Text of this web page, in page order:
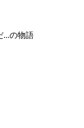
...の物語